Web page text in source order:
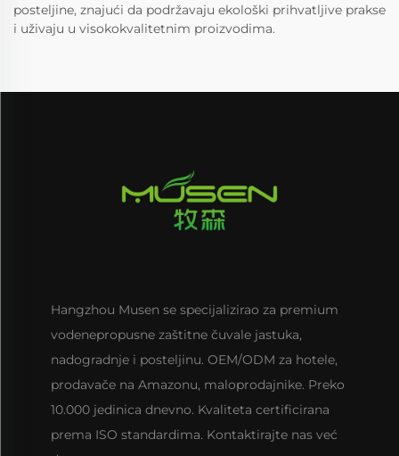
posteljine, znajući da podržavaju ekološki prihvatljive prakse
i uživaju u visokokvalitetnim proizvodima.
Hangzhou Musen se specijalizirao za premium
vodenepropusne zaštitne čuvale jastuka,
nadogradnje i posteljinu. OEM/ODM za hotele,
prodavače na Amazonu, maloprodajnike. Preko
10.000 jedinica dnevno. Kvaliteta certificirana
prema ISO standardima. Kontaktirajte nas već